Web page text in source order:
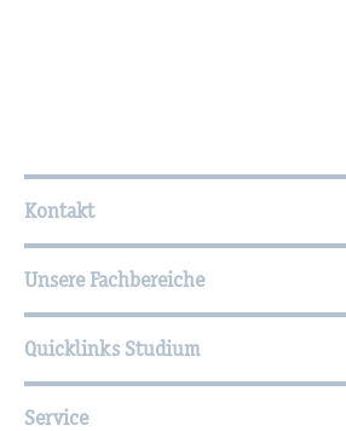
Wei­ter­füh­ren­de
Kontakt
Unsere Fachbereiche
Quicklinks Studium
Service